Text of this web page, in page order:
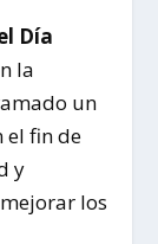
Día
la
un
el fin de
y
los